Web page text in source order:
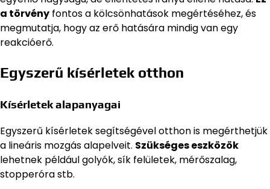
a törvény fontos a kölcsönhatások megértéséhez, és
megmutatja, hogy az erő hatására mindig van egy
reakcióerő.
Egyszerű kísérletek otthon
Kísérletek alapanyagai
Egyszerű kísérletek segítségével otthon is megérthetjük
a lineáris mozgás alapelveit. Szükséges eszközök
lehetnek például golyók, sík felületek, mérőszalag,
stopperóra stb.